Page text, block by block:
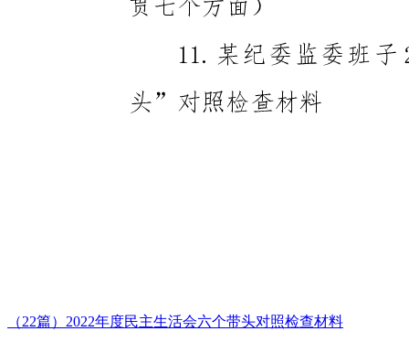
（22篇）2022年度民主生活会六个带头对照检查材料